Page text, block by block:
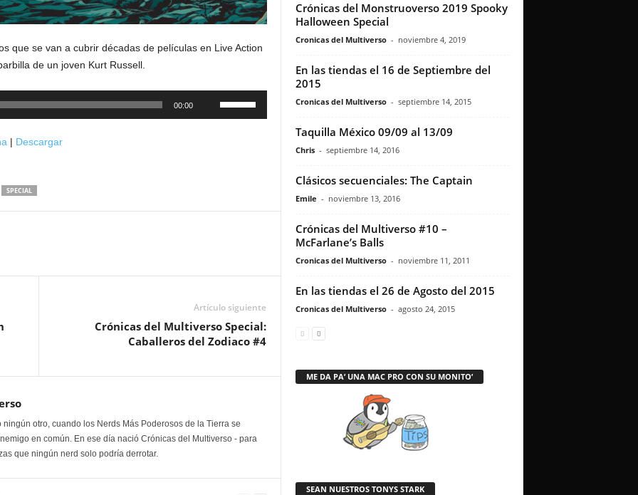
que se van a cubrir décadas de películas en Live Action
de un joven Kurt Russell.
00:00
| Descargar
SPECIAL
Artículo siguiente
Crónicas del Multiverso Special:
Caballeros del Zodiaco #4
ningún otro, cuando los Nerds Más Poderosos de la Tierra se
en común. En ese día nació Crónicas del Multiverso - para
que ningún nerd solo podría derrotar.
Crónicas del Monstruoverso 2019 Spooky
Halloween Special
Cronicas del Multiverso - noviembre 4, 2019
En las tiendas el 16 de Septiembre del
2015
Cronicas del Multiverso - septiembre 14, 2015
Taquilla México 09/09 al 13/09
Chris - septiembre 14, 2016
Clásicos secuenciales: The Captain
Emile - noviembre 13, 2016
Crónicas del Multiverso #10 –
McFarlane’s Balls
Cronicas del Multiverso - noviembre 11, 2011
En las tiendas el 26 de Agosto del 2015
Cronicas del Multiverso - agosto 24, 2015
ME DA PA’ UNA MAC PRO CON SU MONITO’
SEAN NUESTROS TONYS STARK